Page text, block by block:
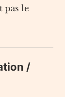
pas le
/